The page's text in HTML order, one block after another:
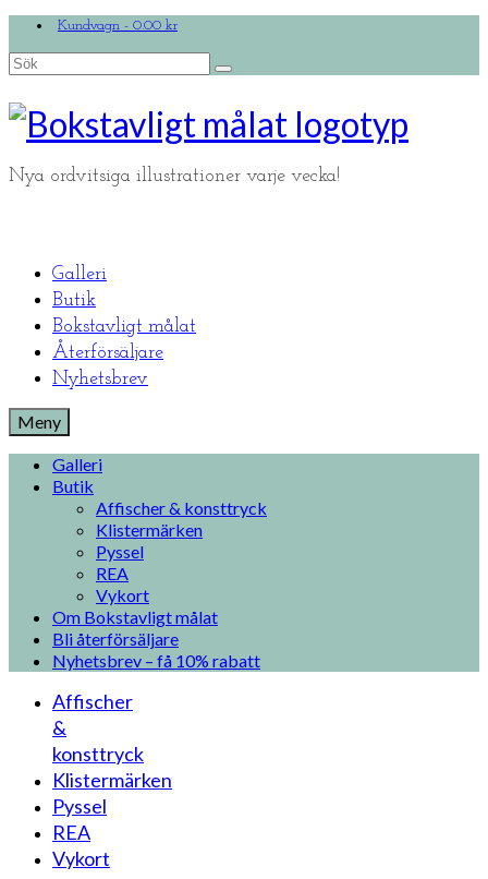
Kundvagn - 0.00 kr
Search
Nya ordvitsiga illustrationer varje vecka!
Galleri
Butik
Bokstavligt målat
Återförsäljare
Nyhetsbrev
Meny
Galleri
Butik
Affischer & konsttryck
Klistermärken
Pyssel
REA
Vykort
Om Bokstavligt målat
Bli återförsäljare
Nyhetsbrev – få 10% rabatt
Affischer
&
konsttryck
Klistermärken
Pyssel
REA
Vykort